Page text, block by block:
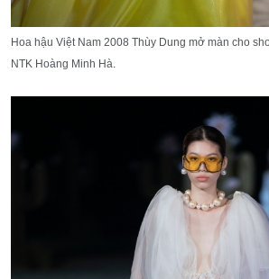
Hoa hậu Việt Nam 2008 Thùy Dung mở màn cho
NTK Hoàng Minh Hà.